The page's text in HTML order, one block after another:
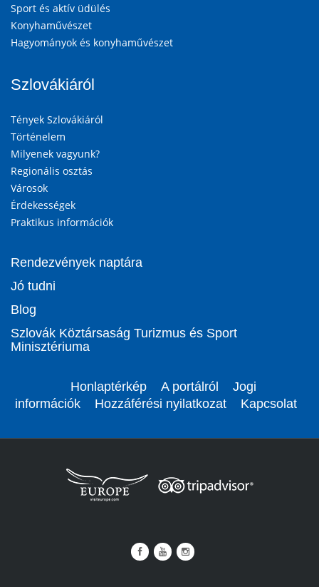
Sport és aktív üdülés
Konyhaművészet
Hagyományok és konyhaművészet
Szlovákiáról
Tények Szlovákiáról
Történelem
Milyenek vagyunk?
Regionális osztás
Városok
Érdekességek
Praktikus információk
Rendezvények naptára
Jó tudni
Blog
Szlovák Köztársaság Turizmus és Sport
Minisztériuma
Honlaptérkép A portálról
Jogi
információk
Hozzáférési nyilatkozat Kapcsolat